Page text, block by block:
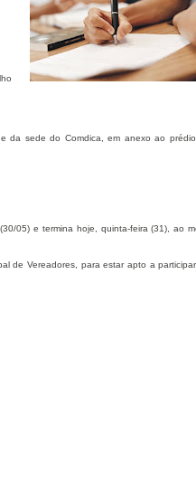
da sede do Comdica, em anexo ao
05) e termina hoje, quinta-feira (31), ao
de Vereadores, para estar apto a